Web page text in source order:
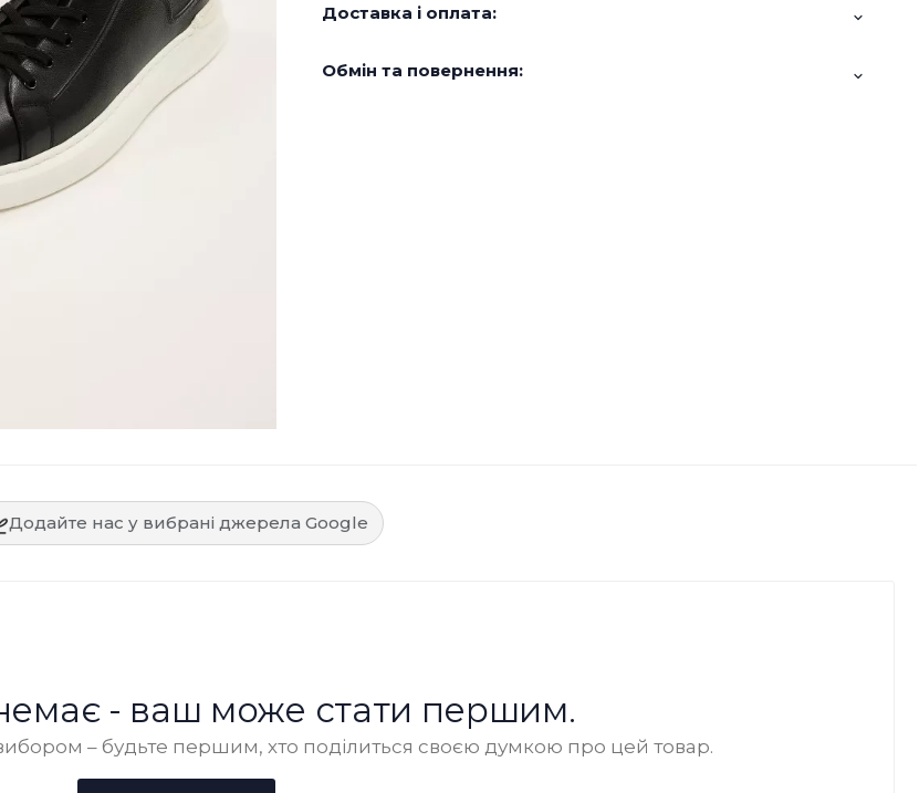
Доставка і оплата:
Обмін та повернення:
Додайте нас у вибрані джерела Google
- ваш може стати першим.
– будьте першим, хто поділиться своєю думкою про цей товар.